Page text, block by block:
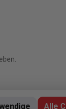
Alle